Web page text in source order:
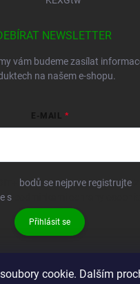
cookie. Dalším
NEWSLETTER
vám budeme zasílat
na našem e-shopu.
E-MAIL
bodů se nejprve registrujte
s
Přihlásit se